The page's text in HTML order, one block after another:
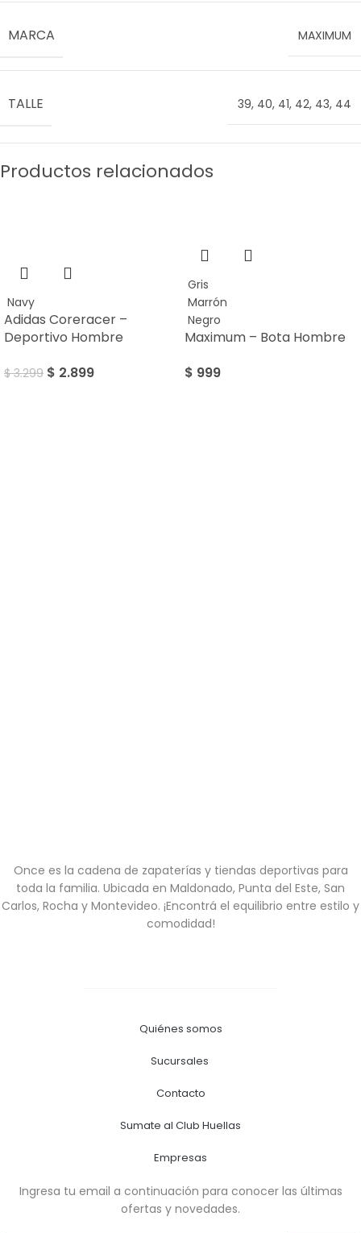
MARCA MAXIMUM
TALLE 39, 40, 41, 42, 43, 44
Productos relacionados
Navy
Adidas Coreracer –
Deportivo Hombre
$3.299 $ 2.899
Gris
Marrón
Negro
Maximum – Bota Hombre
$ 999
Once es la cadena de zapaterías y tiendas deportivas para
toda la familia. Ubicada en Maldonado, Punta del Este, San
Carlos, Rocha y Montevideo. ¡Encontrá el equilibrio entre estilo y
comodidad!
Quiénes somos
Sucursales
Contacto
Sumate al Club Huellas
Empresas
Ingresa tu email a continuación para conocer las últimas
ofertas y novedades.